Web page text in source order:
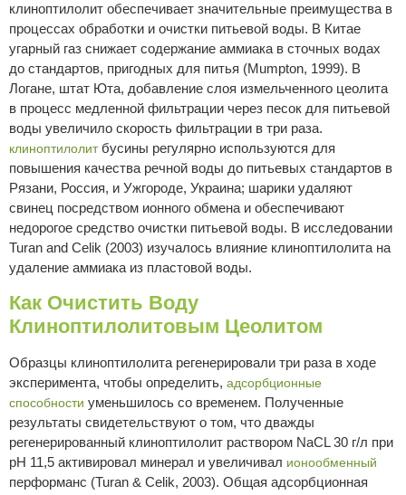
клиноптилолит обеспечивает значительные преимущества в
процессах обработки и очистки питьевой воды. В Китае
угарный газ снижает содержание аммиака в сточных водах
до стандартов, пригодных для питья (Mumpton, 1999). В
Логане, штат Юта, добавление слоя измельченного цеолита
в процесс медленной фильтрации через песок для питьевой
воды увеличило скорость фильтрации в три раза.
клиноптилолитбусины регулярно используются для
повышения качества речной воды до питьевых стандартов в
Рязани, Россия, и Ужгороде, Украина; шарики удаляют
свинец посредством ионного обмена и обеспечивают
недорогое средство очистки питьевой воды. В исследовании
Turan and Celik (2003) изучалось влияние клиноптилолита на
удаление аммиака из пластовой воды.
Как Очистить Воду
Клиноптилолитовым Цеолитом
Образцы клиноптилолита регенерировали три раза в ходе
эксперимента, чтобы определить, адсорбционные
способности уменьшилось со временем. Полученные
результаты свидетельствуют о том, что дважды
регенерированный клиноптилолит раствором NaCL 30 г/л при
рН 11,5 активировал минерал и увеличивал ионообменный
перформанс (Turan & Celik, 2003). Общая адсорбционная